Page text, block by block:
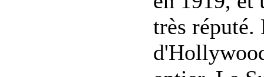
très réputé.